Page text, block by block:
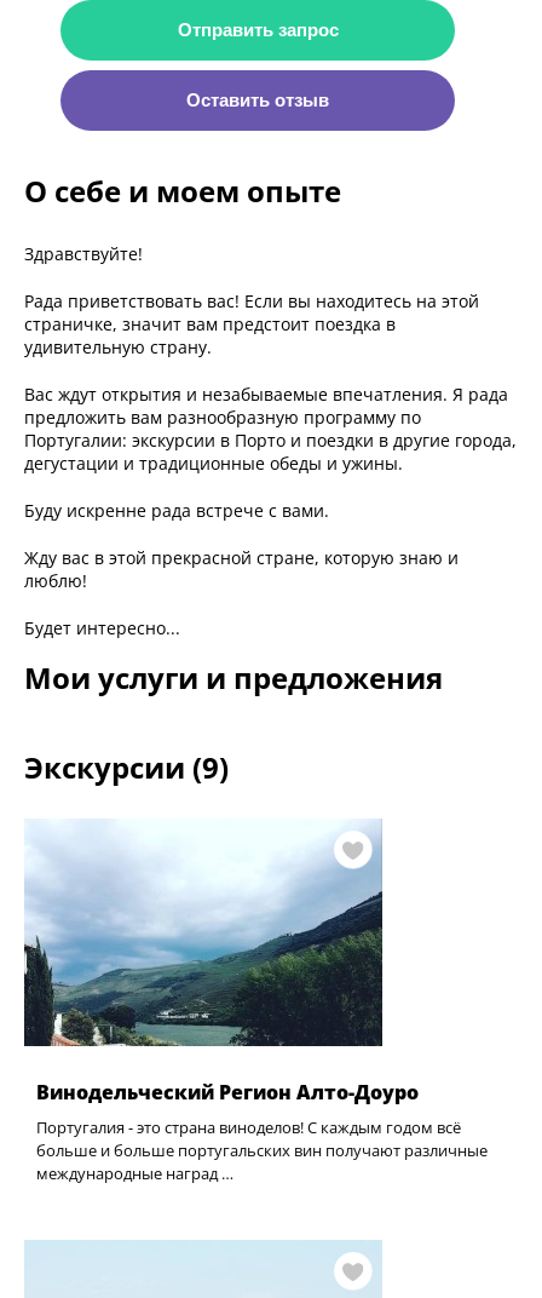
Отправить запрос
Оставить отзыв
О себе и моем опыте
Здравствуйте!
Рада приветствовать вас! Если вы находитесь на этой
страничке, значит вам предстоит поездка в
удивительную страну.
Вас ждут открытия и незабываемые впечатления. Я рада
предложить вам разнообразную программу по
Португалии: экскурсии в Порто и поездки в другие города,
дегустации и традиционные обеды и ужины.
Буду искренне рада встрече с вами.
Жду вас в этой прекрасной стране, которую знаю и
люблю!
Будет интересно...
Мои услуги и предложения
Экскурсии (9)
Винодельческий Регион Алто-Доуро
Португалия - это страна виноделов! С каждым годом всё
больше и больше португальских вин получают различные
международные наград …